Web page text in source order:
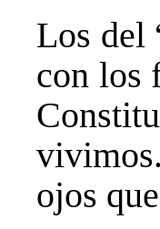
Los del
con los
ojos